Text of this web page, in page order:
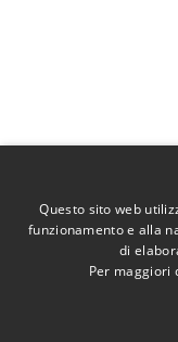
Questo sito web
funzionamento e alla
di
Per maggiori